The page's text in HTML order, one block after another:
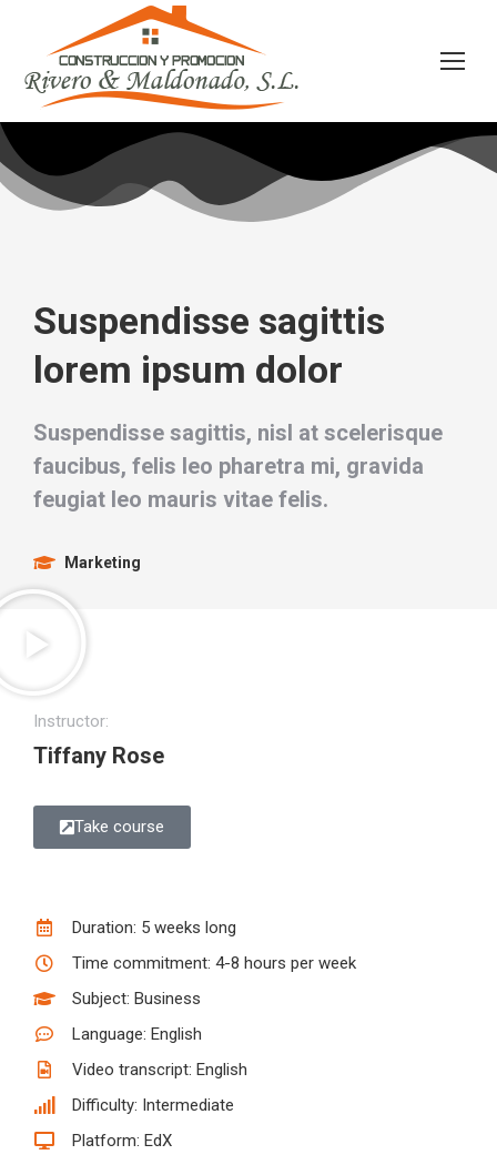
Suspendisse sagittis
lorem ipsum dolor
Suspendisse sagittis, nisl at scelerisque
faucibus, felis leo pharetra mi, gravida
feugiat leo mauris vitae felis.
Marketing
Instructor:
Tiffany Rose
Take course
Duration: 5 weeks long
Time commitment: 4-8 hours per week
Subject: Business
Language: English
Video transcript: English
Difficulty: Intermediate
Platform: EdX